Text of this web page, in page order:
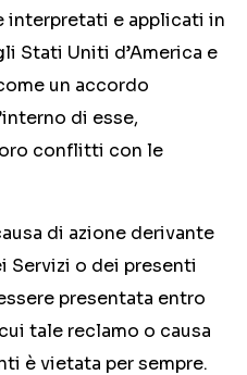
interpretati e applicati in
Stati Uniti d’America e
un accordo
di esse,
conflitti con le
di azione derivante
Servizi o dei presenti
presentata entro
tale reclamo o causa
è vietata per sempre.